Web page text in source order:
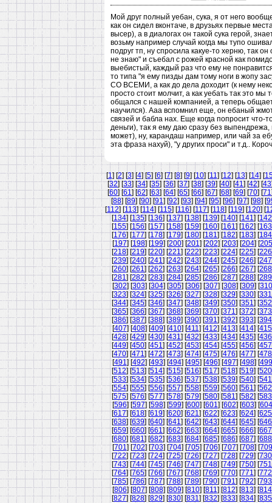
Мой друг полный уебан, сука, я от него
как он сидел вконтаче, в друзьях первые
высер), а в диалогах он такой сука герой,
возьму например случай когда мы тупо
подруг тп, ну спросила какуе-то
не знаю" и съебал с рожей красной как
выебистый, каждый раз что ему не
то типа "я ему пизды дам тому ноги в жопу
СО ВСЕМИ, а как до дела доходит (к нему
просто стоит молчит, а как уебать так это
общался с нашей компанией, а теперь
научился). Ааа вспомнил еще, он ебаный
связей и бабла нах. Еще когда попросит
деньги), так я ему даю сразу без
может), ну, карандаш например, или чай за
эта фраза нахуй), "у других проси" и т.д..
[1] [2] [3] [4] [5] [6] [7] [8] [9] [10] [11] [12] [13] [14] [
[32] [33] [34] [35] [36] [37] [38] [39] [40] [41] [42] [43
[60] [61] [62] [63] [64] [65] [66] [67] [68] [69] [70] [71
[88] [89] [90] [91] [92] [93] [94] [95] [96] [97] [98] [
[112] [113] [114] [115] [116] [117] [118] [119] [120] [
[134] [135] [136] [137] [138] [139] [140] [141] [142
[155] [156] [157] [158] [159] [160] [161] [162] [163
[176] [177] [178] [179] [180] [181] [182] [183] [184
[197] [198] [199] [200] [201] [202] [203] [204] [205
[218] [219] [220] [221] [222] [223] [224] [225] [226
[239] [240] [241] [242] [243] [244] [245] [246] [247
[260] [261] [262] [263] [264] [265] [266] [267] [268
[281] [282] [283] [284] [285] [286] [287] [288] [289
[302] [303] [304] [305] [306] [307] [308] [309] [310
[323] [324] [325] [326] [327] [328] [329] [330] [331
[344] [345] [346] [347] [348] [349] [350] [351] [352
[365] [366] [367] [368] [369] [370] [371] [372] [373
[386] [387] [388] [389] [390] [391] [392] [393] [394
[407] [408] [409] [410] [411] [412] [413] [414] [415
[428] [429] [430] [431] [432] [433] [434] [435] [436
[449] [450] [451] [452] [453] [454] [455] [456] [457
[470] [471] [472] [473] [474] [475] [476] [477] [478
[491] [492] [493] [494] [495] [496] [497] [498] [499
[512] [513] [514] [515] [516] [517] [518] [519] [520
[533] [534] [535] [536] [537] [538] [539] [540] [541
[554] [555] [556] [557] [558] [559] [560] [561] [562
[575] [576] [577] [578] [579] [580] [581] [582] [583
[596] [597] [598] [599] [600] [601] [602] [603] [604
[617] [618] [619] [620] [621] [622] [623] [624] [625
[638] [639] [640] [641] [642] [643] [644] [645] [646
[659] [660] [661] [662] [663] [664] [665] [666] [667
[680] [681] [682] [683] [684] [685] [686] [687] [688
[701] [702] [703] [704] [705] [706] [707] [708] [709
[722] [723] [724] [725] [726] [727] [728] [729] [730
[743] [744] [745] [746] [747] [748] [749] [750] [751
[764] [765] [766] [767] [768] [769] [770] [771] [772
[785] [786] [787] [788] [789] [790] [791] [792] [793
[806] [807] [808] [809] [810] [811] [812] [813] [814
[827] [828] [829] [830] [831] [832] [833] [834] [835